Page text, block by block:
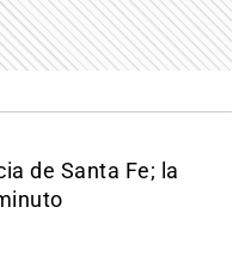
de Santa Fe; la